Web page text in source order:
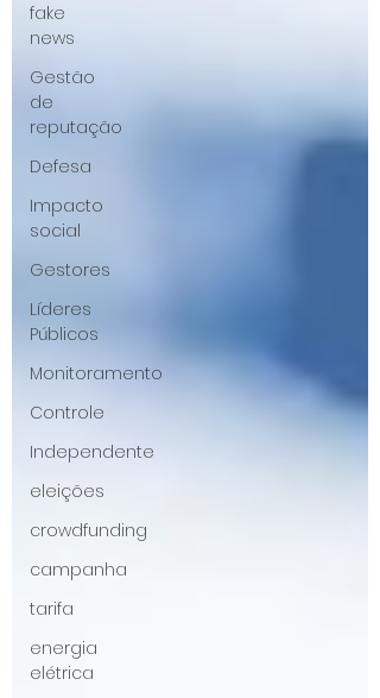
fake
news
Gestão
de
reputação
Defesa
Impacto
social
Gestores
Líderes
Públicos
Monitoramento
Controle
Independente
eleições
crowdfunding
campanha
tarifa
energia
elétrica